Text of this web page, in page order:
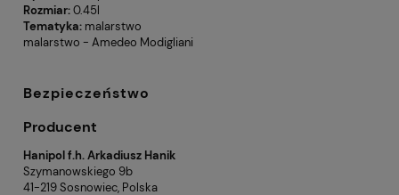
Rozmiar:0.45l
Tematyka: malarstwo
malarstwo - Amedeo Modigliani
Bezpieczeństwo
Producent
Hanipol f.h. Arkadiusz Hanik
Szymanowskiego 9b
41-219 Sosnowiec, Polska